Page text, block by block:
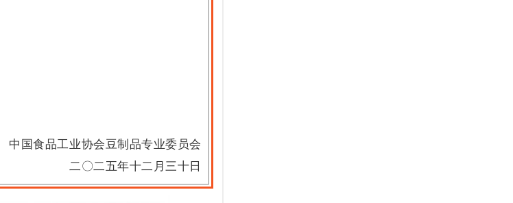
中国食品工业协会豆制品专业委员会
二〇二五年十二月三十日